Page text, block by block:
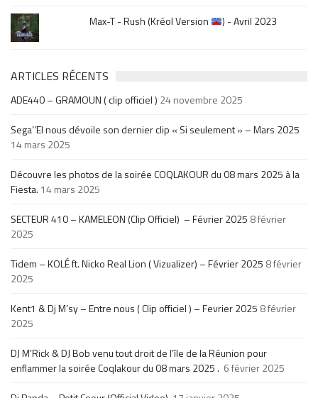
Max-T - Rush (Kréol Version
) - Avril 2023
ARTICLES RÉCENTS
ADE440 – GRAMOUN ( clip officiel ) 24 novembre 2025
Sega’’El nous dévoile son dernier clip « Si seulement » – Mars 2025
14 mars 2025
Découvre les photos de la soirée COQLAKOUR du 08 mars 2025 à la
Fiesta. 14 mars 2025
SECTEUR 410 – KAMELEON (Clip Officiel) – Février 2025 8 février
2025
Tidem – KOLÉ ft. Nicko Real Lion ( Vizualizer) – Février 2025 8 février
2025
Kent1 & Dj M’sy – Entre nous ( Clip officiel ) – Fevrier 2025 8 février
2025
DJ M’Rick & DJ Bob venu tout droit de l’île de la Réunion pour
enflammer la soirée Coqlakour du 08 mars 2025 . 6 février 2025